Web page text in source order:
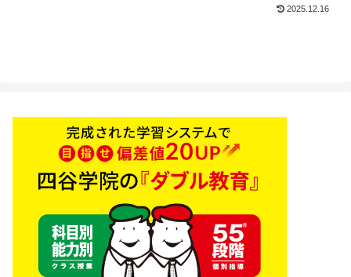
2025.12.16